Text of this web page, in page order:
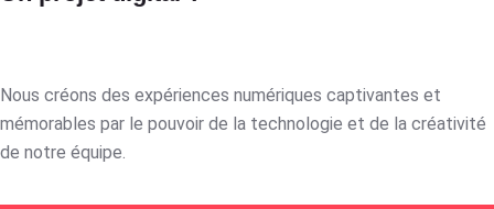
Nous créons des expériences numériques captivantes et
mémorables par le pouvoir de la technologie et de la créativité
de notre équipe.